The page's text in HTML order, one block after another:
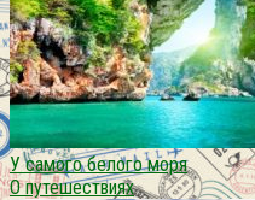
У самого белого моря
О путешествиях